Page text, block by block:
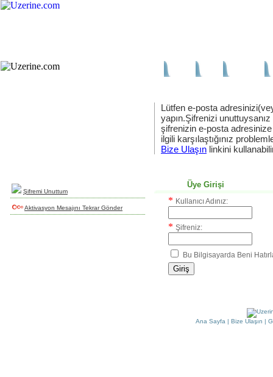
Şifremi Unuttum
Aktivasyon Mesajını Tekrar Gönder
Lütfen e-posta
yapın.Şifrenizi
şifrenizin e-posta
ilgili karşılaştığınız
Bize Ulaşın linkini
Üye Girişi
* Kullanıcı Adınız:
* Şifreniz:
Bu Bilgisayarda Beni
Ana Sayfa | Bize Ulaşın |